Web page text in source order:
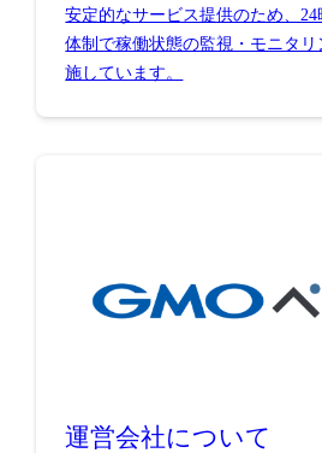
安定的なサービス提供のため、24
体制で稼働状態の監視・モニタリ
施しています。
運営会社について